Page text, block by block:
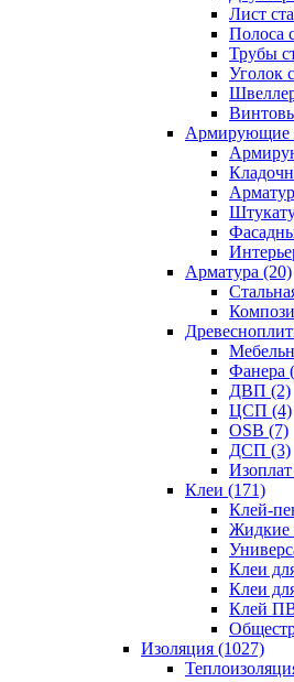
Лист
Полоса
Трубы
Уголок
Армирующие
Арматура (20)
Фанера
ДВП (2)
ЦСП (4)
OSB (7)
ДСП (3)
Клеи (171)
Клей-
Жидкие
Клеи
Клеи
Клей
Изоляция (1027)